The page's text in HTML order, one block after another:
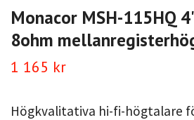
Monacor MSH-115HQ
8ohm
1 165 kr
Högkvalitativa hi-fi-högtalare